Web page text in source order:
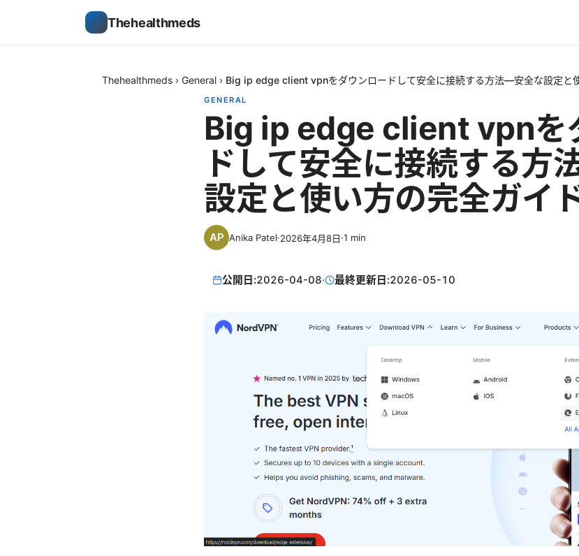
Thehealthmeds
Thehealthmeds › General › Big ip edge client vpnをダウンロードして安全に接続する方法—安全な設定と
GENERAL
Big ip edge client vpnを
ドして安全に接続する方
設定と使い方の完全ガイ
Anika Patel·2026年4月8日·1 min
公開日:2026-04-08· 最終更新日:2026-05-10